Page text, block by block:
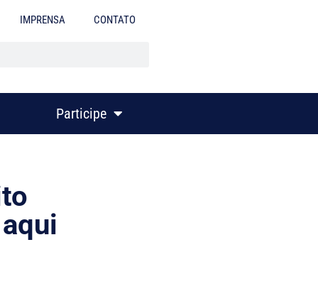
IMPRENSA CONTATO
Participe